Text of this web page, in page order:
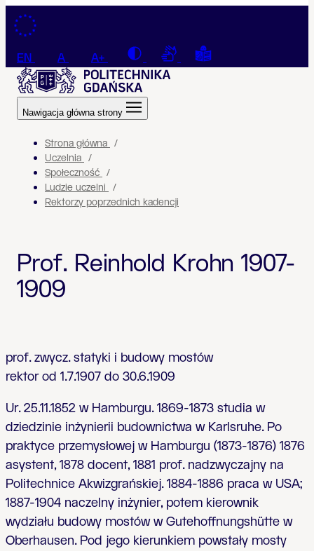
Przejdź do treści
EN A A+ Contrast Connection with a sign
Tekst łatwy do
Nawigacja główna strony
Strona główna
Uczelnia
Społeczność
Ludzie uczelni
Rektorzy poprzednich kadencji
Prof. Reinhold Krohn 1907-
1909
prof. zwycz. statyki i budowy mostów
rektor od 1.7.1907 do 30.6.1909
Ur. 25.11.1852 w Hamburgu. 1869-1873 studia w
dziedzinie inżynierii budownictwa w Karlsruhe. Po
praktyce przemysłowej w Hamburgu (1873-1876) 1876
asystent, 1878 docent, 1881 prof. nadzwyczajny na
Politechnice Akwizgrańskiej. 1884-1886 praca w USA;
1887-1904 naczelny inżynier, potem kierownik
wydziału budowy mostów w Gutehoffnungshütte w
Oberhausen. Pod jego kierunkiem powstały mosty